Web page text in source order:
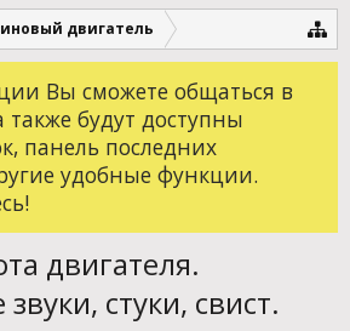
двигатель
Вы сможете общаться в
будут доступны
панель последних
удобные функции.
двигателя.
стуки, свист.